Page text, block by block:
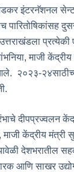
इंटरनॅशनल
माजी
२०२३-
दीपप्रज्वलन
माजी केंद्रीय मंत्री
देशभरातील
आणि साखर